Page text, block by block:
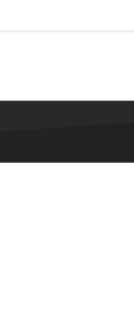
2016
World et mérite
dans le JJB ? -
l'homosexualité au